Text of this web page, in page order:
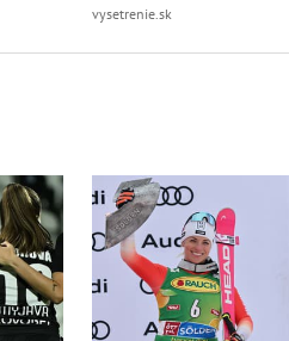
vysetrenie.sk